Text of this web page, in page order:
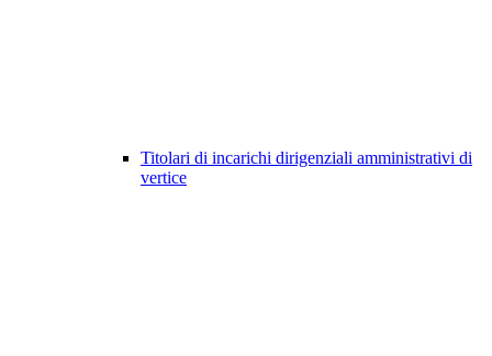
Titolari di incarichi dirigenziali amministrativi di
vertice